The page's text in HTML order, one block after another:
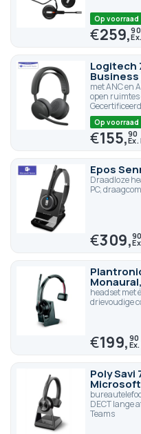
Op voorraad
€259,90
Logitech
Business
met ANC en
open
Op voorraad
€155,90
Epos
Draadloze
PC,
€309,90
headset met
drievoudige
€199,90
Poly Savi
DECT lange
Teams